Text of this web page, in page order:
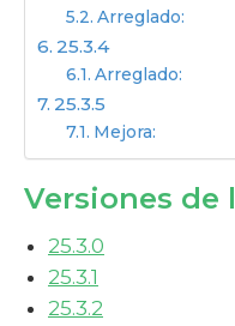
Arreglado:
25.3.4
Arreglado:
25.3.5
Mejora:
Versiones de
25.3.0
25.3.1
25.3.2